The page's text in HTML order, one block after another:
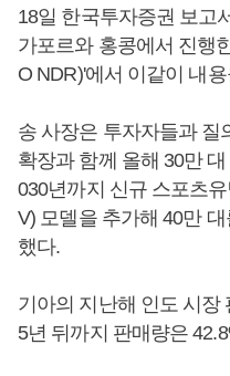
18일 한국투자증권 보고
가포르와 홍콩에서 진행
O NDR)'에서 이같이 내
송 사장은 투자자들과 질
확장과 함께 올해 30만
030년까지 신규 스포츠
V) 모델을 추가해 40만
했다.
기아의 지난해 인도 시장
5년 뒤까지 판매량은